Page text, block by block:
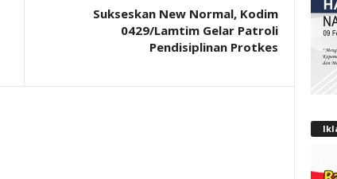
Sukseskan New Normal, Kodim
0429/Lamtim Gelar Patroli
Pendisiplinan Protkes